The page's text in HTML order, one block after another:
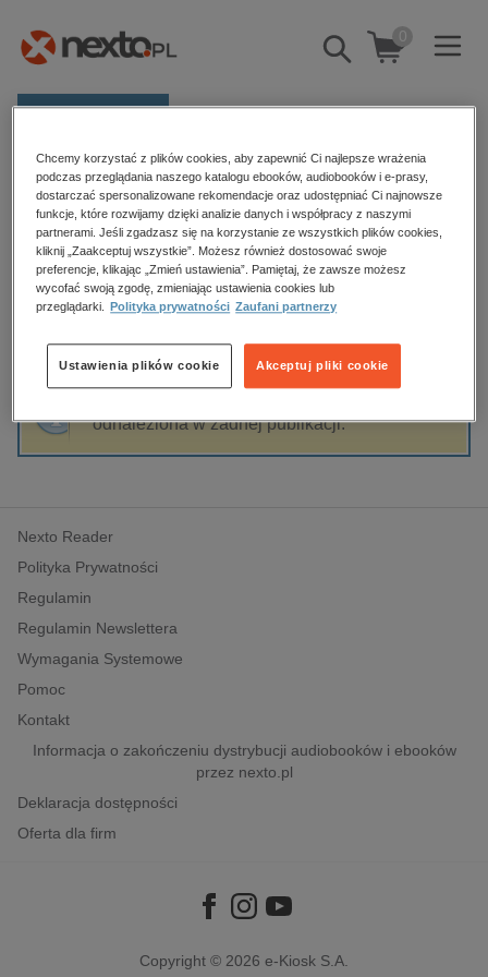
Pokaż/schowaj
wyszukiwarkę
0
Kategorie
Zobacz wszystkie E-prasa
budownictwo, aranżacja wnętrz
biznesowe, branżowe, gospodarka
dzienniki
edukacja
hobby, sport, rozrywka
komputery, internet, technologie, informatyka
polityka, społeczno-informacyjne
psychologiczne
inne
popularno-naukowe
historia
Strona główna Franciszek Antoni Marek
Franciszek Antoni Marek
Sortowanie Filtrowanie
odnaleziona w żadnej publikacji.
Nexto Reader
Polityka Prywatności
Regulamin
Regulamin Newslettera
Wymagania Systemowe
Pomoc
Kontakt
Informacja o zakończeniu dystrybucji audiobooków i ebooków
przez nexto.pl
Deklaracja dostępności
Oferta dla firm
Copyright © 2026 e-Kiosk S.A.
Chcemy korzystać z plików cookies, aby zapewnić Ci najlepsze wrażenia
podczas przeglądania naszego katalogu ebooków, audiobooków i e-prasy,
dostarczać spersonalizowane rekomendacje oraz udostępniać Ci najnowsze
funkcje, które rozwijamy dzięki analizie danych i współpracy z naszymi
partnerami. Jeśli zgadzasz się na korzystanie ze wszystkich plików cookies,
kliknij „Zaakceptuj wszystkie”. Możesz również dostosować swoje
preferencje, klikając „Zmień ustawienia”. Pamiętaj, że zawsze możesz
wycofać swoją zgodę, zmieniając ustawienia cookies lub
przeglądarki.
Polityka prywatności Zaufani partnerzy
Akceptuj pliki cookie
Ustawienia plików cookie